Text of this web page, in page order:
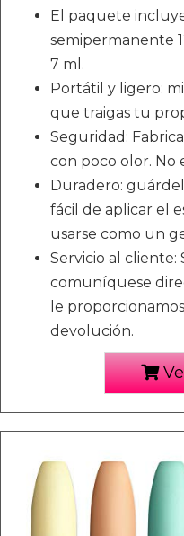
El paquete
semipermanente
7 ml.
Portátil y ligero:
que traigas tu
Seguridad:
con poco olor. No
Duradero:
fácil de aplicar el
usarse como un
Servicio al
comuníquese
le
devolución.